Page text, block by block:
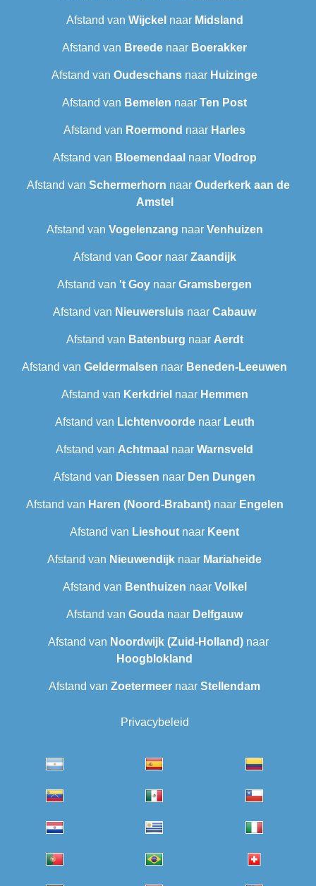
Afstand van Wijckel naar Midsland
Afstand van Breede naar Boerakker
Afstand van Oudeschans naar Huizinge
Afstand van Bemelen naar Ten Post
Afstand van Roermond naar Harles
Afstand van Bloemendaal naar Vlodrop
Afstand van Schermerhorn naar Ouderkerk aan de
Amstel
Afstand van Vogelenzang naar Venhuizen
Afstand van Goornaar Zaandijk
Afstand van 't Goy naar Gramsbergen
Afstand van Nieuwersluis naar Cabauw
Afstand van Batenburg naar Aerdt
Afstand van Geldermalsen naar Beneden-Leeuwen
Afstand van Kerkdriel naar Hemmen
Afstand van Lichtenvoordenaar Leuth
Afstand van Achtmaal naar Warnsveld
Afstand van Diessen naar Den Dungen
Afstand van Haren (Noord-Brabant)naar Engelen
Afstand van Lieshout naar Keent
Afstand van Nieuwendijk naar Mariaheide
Afstand van Benthuizen naar Volkel
Afstand van Gouda naar Delfgauw
Afstand van Noordwijk (Zuid-Holland)naar
Hoogblokland
Afstand van Zoetermeer naar Stellendam
Privacybeleid